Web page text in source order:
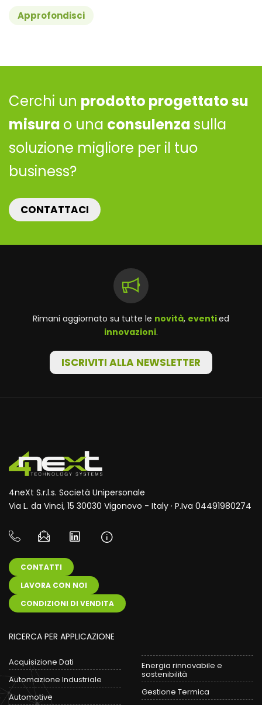
Approfondisci
Cerchi un prodotto progettato su
misura o una consulenza sulla
soluzione migliore per il tuo
business?
CONTATTACI
Rimani aggiornato su tutte le novità, eventied
innovazioni.
ISCRIVITI ALLA NEWSLETTER
4neXt S.r.l.s. Società Unipersonale
Via L. da Vinci, 15 30030 Vigonovo - Italy · P.Iva 04491980274
CONTATTI
LAVORA CON NOI
CONDIZIONI DI VENDITA
RICERCA PER APPLICAZIONE
Acquisizione Dati
Automazione Industriale
Automotive
Energia rinnovabile e
sostenibilità
Gestione Termica